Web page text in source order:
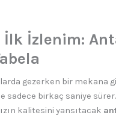
İlk İzlenim:
gezerken bir mekana
sadece birkaç saniye sürer.
kalitesini yansıtacak